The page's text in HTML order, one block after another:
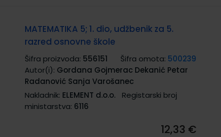
MATEMATIKA 5; 1. dio, udžbenik za 5.
razred osnovne škole
Šifra proizvoda: 556151 Šifra omota: 500239
Autor(i): Gordana Gojmerac Dekanić Petar
Radanović Sanja Varošanec
Nakladnik: ELEMENT d.o.o.
Registarski broj
ministarstva: 6116
12,33 €